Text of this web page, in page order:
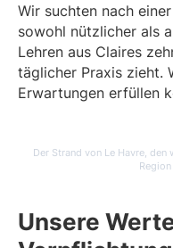
Wir suchten nach einer
sowohl nützlicher als
Lehren aus Claires
täglicher Praxis zieht.
Erwartungen erfüllen
Der Strand von Le Havre,
Unsere